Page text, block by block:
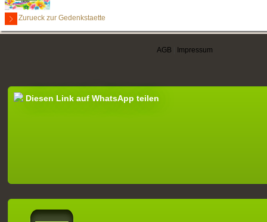
Zurueck zur Gedenkstaette
AGB Impressum
Diesen Link auf WhatsApp teilen